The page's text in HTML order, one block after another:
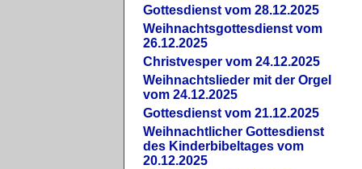
Gottesdienst vom 28.12.2025
Weihnachtsgottesdienst vom
26.12.2025
Christvesper vom 24.12.2025
Weihnachtslieder mit der Orgel
vom 24.12.2025
Gottesdienst vom 21.12.2025
Weihnachtlicher Gottesdienst
des Kinderbibeltages vom
20.12.2025